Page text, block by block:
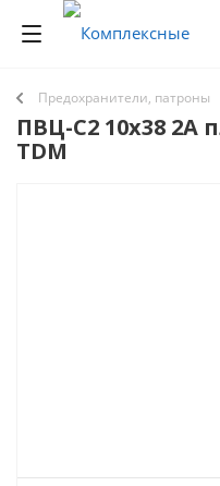
Предохранители, патроны
ПВЦ-С2 10х38 2А
TDM